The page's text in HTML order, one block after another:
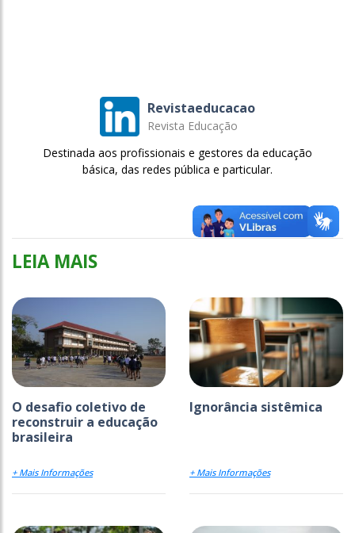
Revistaeducacao
Revista Educação
Destinada aos profissionais e gestores da educação
básica, das redes pública e particular.
LEIA MAIS
O desafio coletivo de
reconstruir a educação
brasileira
+ Mais Informações
Ignorância sistêmica
+ Mais Informações